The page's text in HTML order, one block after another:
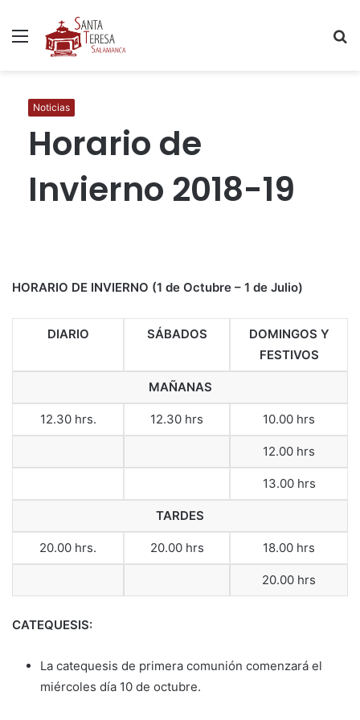
Menú
Noticias
Horario de
Invierno 2018-19
HORARIO DE INVIERNO (1 de Octubre – 1 de Julio)
DIARIO SÁBADOS
DOMINGOS Y
FESTIVOS
MAÑANAS
12.30 hrs. 12.30 hrs 10.00 hrs
12.00 hrs
13.00 hrs
TARDES
20.00 hrs. 20.00 hrs 18.00 hrs
20.00 hrs
CATEQUESIS:
La catequesis de primera comunión comenzará el
miércoles día 10 de octubre.